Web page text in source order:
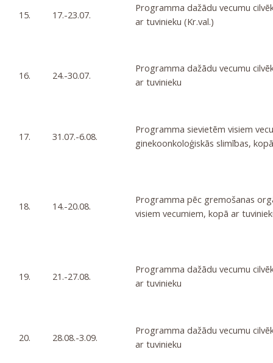
15. 17.-23.07.
Programma dažādu vecumu
ar tuvinieku (Kr.val.)
16. 24.-30.07.
Programma dažādu vecumu
ar tuvinieku
17. 31.07.-6.08.
Programma sievietēm visiem
ginekoonkoloģiskās slimības,
18. 14.-20.08.
Programma pēc gremošanas
visiem vecumiem, kopā ar
19. 21.-27.08.
Programma dažādu vecumu
ar tuvinieku
20. 28.08.-3.09.
Programma dažādu vecumu
ar tuvinieku